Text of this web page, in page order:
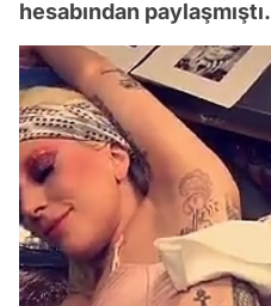
hesabından paylaşmıştı.